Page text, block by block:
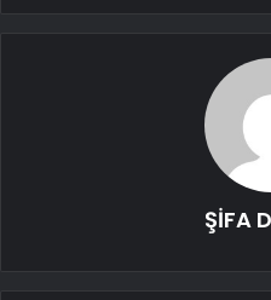
ŞİFA